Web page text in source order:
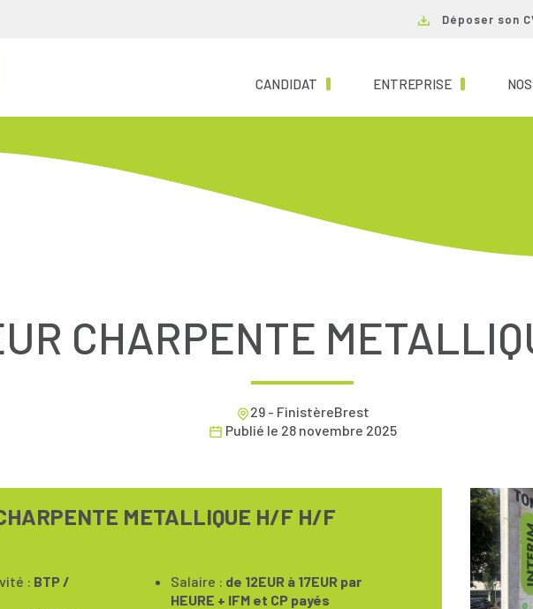
Déposer son
CANDIDAT (CURRENT)ENTREPRISE(CURRENT)
CHARPENTE
29 - FinistèreBrest
Publié le 28 novembre 2025
METALLIQUE H/F H/F
: BTP /
Salaire : de 12EUR à 17EUR par
HEURE + IFM et CP payés